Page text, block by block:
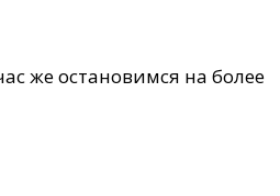
же остановимся на более